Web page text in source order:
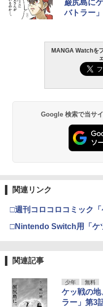
巌尻島に
バトラー
MANGA Watchを
Google 検索で当サ
関連リンク
□週刊コロコロコミック
□Nintendo Switch用「ケ
関連記事
少年 無料
ケッ戦の
ラー」第3